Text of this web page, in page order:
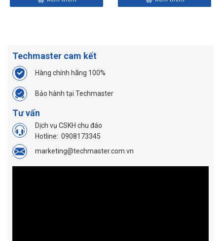
Techmaster cam kết
Hàng chính hãng 100%
Bảo hành tại Techmaster
Tư vấn
Dịch vụ CSKH chu đáo
Hotline: 0908173345
marketing@techmaster.com.vn